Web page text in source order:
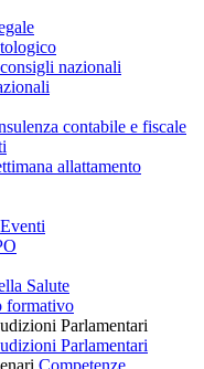
nazionali
contabile e fiscale
allattamento
Salute
formativo
Parlamentari
Parlamentari
Competenze